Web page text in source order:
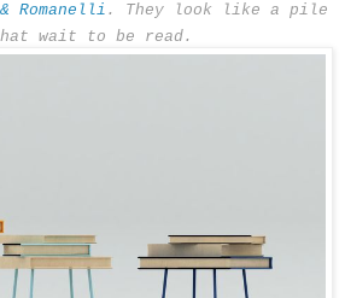
Romanelli. They look like a pile
wait to be read.